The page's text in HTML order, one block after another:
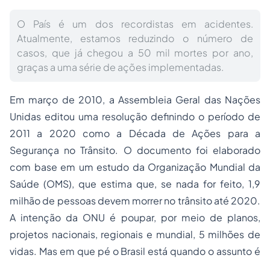
O País é um dos recordistas em acidentes.
Atualmente, estamos reduzindo o número de
casos, que já chegou a 50 mil mortes por ano,
graças a uma série de ações implementadas.
Em março de 2010, a Assembleia Geral das Nações
Unidas editou uma resolução definindo o período de
2011 a 2020 como a Década de Ações para a
Segurança no Trânsito. O documento foi elaborado
com base em um estudo da Organização Mundial da
Saúde (OMS), que estima que, se nada for feito, 1,9
milhão de pessoas devem morrer no trânsito até 2020.
A intenção da ONU é poupar, por meio de planos,
projetos nacionais, regionais e mundial, 5 milhões de
vidas. Mas em que pé o Brasil está quando o assunto é